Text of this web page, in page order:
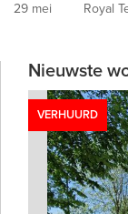
29 mei Royal
Nieuwste
VERHUURD